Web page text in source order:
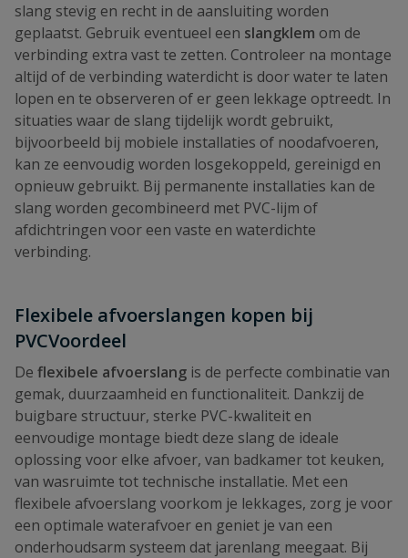
slang stevig en recht in de aansluiting worden
geplaatst. Gebruik eventueel een slangklem om de
verbinding extra vast te zetten. Controleer na montage
altijd of de verbinding waterdicht is door water te laten
lopen en te observeren of er geen lekkage optreedt. In
situaties waar de slang tijdelijk wordt gebruikt,
bijvoorbeeld bij mobiele installaties of noodafvoeren,
kan ze eenvoudig worden losgekoppeld, gereinigd en
opnieuw gebruikt. Bij permanente installaties kan de
slang worden gecombineerd met PVC-lijm of
afdichtringen voor een vaste en waterdichte
verbinding.
Flexibele afvoerslangen kopen bij
PVCVoordeel
De flexibele afvoerslang is de perfecte combinatie van
gemak, duurzaamheid en functionaliteit. Dankzij de
buigbare structuur, sterke PVC-kwaliteit en
eenvoudige montage biedt deze slang de ideale
oplossing voor elke afvoer, van badkamer tot keuken,
van wasruimte tot technische installatie. Met een
flexibele afvoerslang voorkom je lekkages, zorg je voor
een optimale waterafvoer en geniet je van een
onderhoudsarm systeem dat jarenlang meegaat. Bij